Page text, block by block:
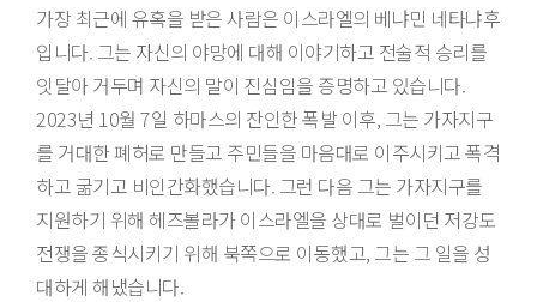
가장 최근에 유혹을 받은 사람은 이스라엘의 베냐민 네타냐후
입니다. 그는 자신의 야망에 대해 이야기하고 전술적 승리를
잇달아 거두며 자신의 말이 진심임을 증명하고 있습니다.
2023년 10월 7일 하마스의 잔인한 폭발 이후, 그는 가자지구
를 거대한 폐허로 만들고 주민들을 마음대로 이주시키고 폭격
하고 굶기고 비인간화했습니다. 그런 다음 그는 가자지구를
지원하기 위해 헤즈볼라가 이스라엘을 상대로 벌이던 저강도
전쟁을 종식시키기 위해 북쪽으로 이동했고, 그는 그 일을 성
대하게 해냈습니다.